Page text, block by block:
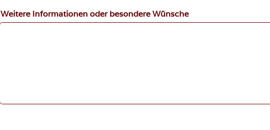
Weitere Informationen oder besondere Wünsche